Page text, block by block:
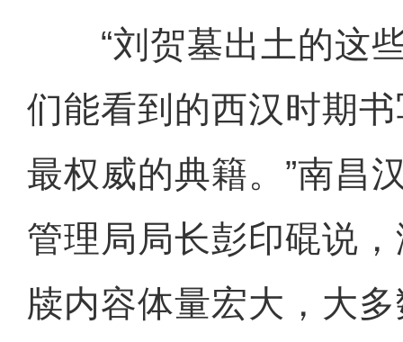
“刘贺墓出土的这些
们能看到的西汉时期
最权威的典籍。”南昌
管理局局长彭印䃂说
牍内容体量宏大，大